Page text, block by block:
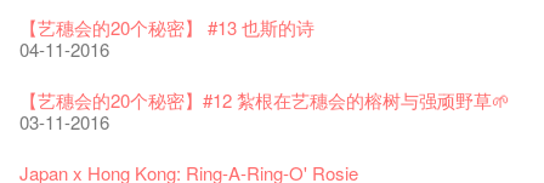
04-07-2023
Collaboration
20-09-2022
艺穗好物
22-07-2020
上落单】
30-06-2020
煎茶篇 ——【京都直送宇治茶✈数量有限 🍵 冰库有售及可网上
24-12-2019
30-11-2019
17-09-2019
09-04-2019
01-04-2019
JAZZ AGE Party @ The Fringe
24-08-2018
爵士时代大派对@艺穗会
21-08-2018
Aftershow photo shoot with Sony Chan!
02-03-2018
the Fringe Club Gallery is now available in the Art Basel period
of March 29 – 31, 2018.
27-02-2018
Fringe Venue for Hire
29-09-2017
招聘
22-09-2017
21-09-2017
Susie Youssef是一个谐星、演员、剧作家以及即兴演出者。她
通过那些极具创造力和特色的喜剧演出营造出了一个温暖又迷
人的美好世界，你会不由自主地爱上舞台上的她！
02-06-2017
Colette's Artbar happy hour drinks from $30
全新会借组合 - 更精彩的艺术文化生活！
【艺穗会的圣诞礼"密"】#1 甚么是最佳的圣诞礼物?
【艺穗会的20个秘密】 #13 也斯的诗
04-11-2016
【艺穗会的20个秘密】#12 紮根在艺穗会的榕树与强顽野草🌱
03-11-2016
Japan x Hong Kong: Ring-A-Ring-O' Rosie